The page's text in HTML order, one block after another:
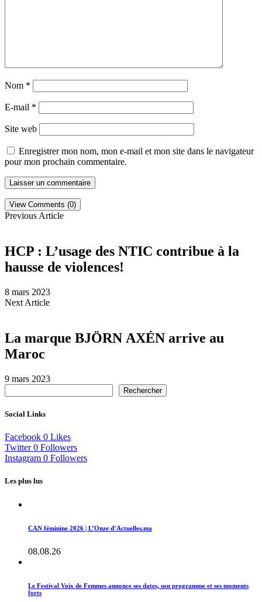
Nom *
E-mail *
Site web
Enregistrer mon nom, mon e-mail et mon site dans le navigateur
pour mon prochain commentaire.
View Comments (0)
Previous Article
HCP : L’usage des NTIC contribue à la
hausse de violences!
8 mars 2023
Next Article
La marque BJÖRN AXÉN arrive au
Maroc
9 mars 2023
Rechercher
Social Links
Facebook 0 Likes
Twitter 0 Followers
Instagram 0 Followers
Les plus lus
CAN féminine 2026 | L’Onze d’Actuelles.ma
08.08.26
Le Festival Voix de Femmes annonce ses dates, son programme et ses moments
forts